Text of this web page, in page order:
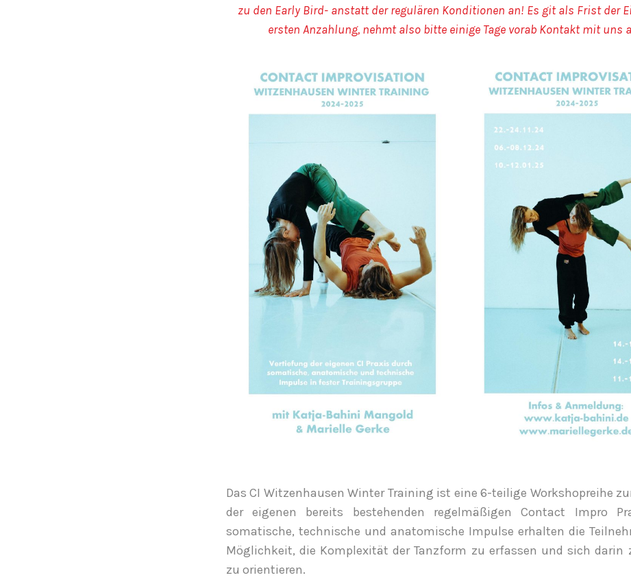
zu den Early Bird- anstatt der regulären Konditionen an! Es git als Frist der
ersten Anzahlung, nehmt also bitte einige Tage vorab Kontakt mit uns
Das CI Witzenhausen Winter Training ist eine 6-teilige Workshopreihe
der eigenen bereits bestehenden regelmäßigen Contact Impro
somatische, technische und anatomische Impulse erhalten die
Möglichkeit, die Komplexität der Tanzform zu erfassen und sich darin
zu orientieren.